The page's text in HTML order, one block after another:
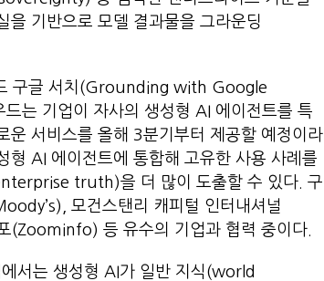
을 기반으로 모델 결과물을 그라운딩
구글 서치(Grounding with Google
는 기업이 자사의 생성형 AI 에이전트를 특
운 서비스를 올해 3분기부터 제공할 예정이라
형 AI 에이전트에 통합해 고유한 사용 사례를
truth)을 더 많이 도출할 수 있다. 구
모건스탠리 캐피털 인터내셔널
등 유수의 기업과 협력 중이다.
서는 생성형 AI가 일반 지식(world